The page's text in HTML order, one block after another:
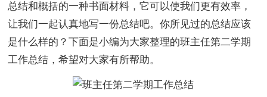
总结和概括的一种书面材料，它可以使我们更有效率，
让我们一起认真地写一份总结吧。你所见过的总结应该
是什么样的？下面是小编为大家整理的班主任第二学期
工作总结，希望对大家有所帮助。